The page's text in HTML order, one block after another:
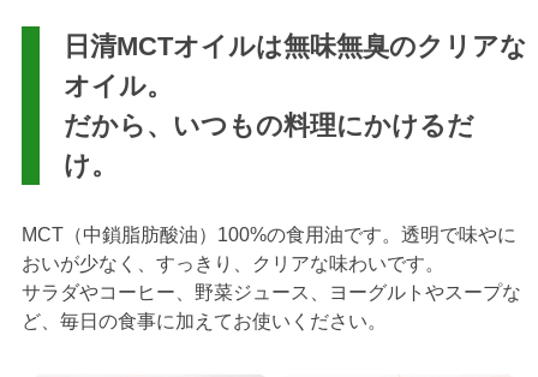
日清MCTオイルは無味無臭のクリアな
オイル。
だから、いつもの料理にかけるだ
け。
MCT（中鎖脂肪酸油）100%の食用油です。透明で味やに
おいが少なく、すっきり、クリアな味わいです。
サラダやコーヒー、野菜ジュース、ヨーグルトやスープな
ど、毎日の食事に加えてお使いください。